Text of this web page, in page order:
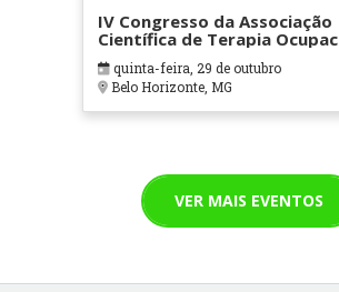
IV Congresso da Associação
Científica de Terapia
em Contextos Hospitalares e
Cuidados Paliativos -
quinta-feira, 29 de outubro
Belo Horizonte, MG
VER MAIS EVENTOS